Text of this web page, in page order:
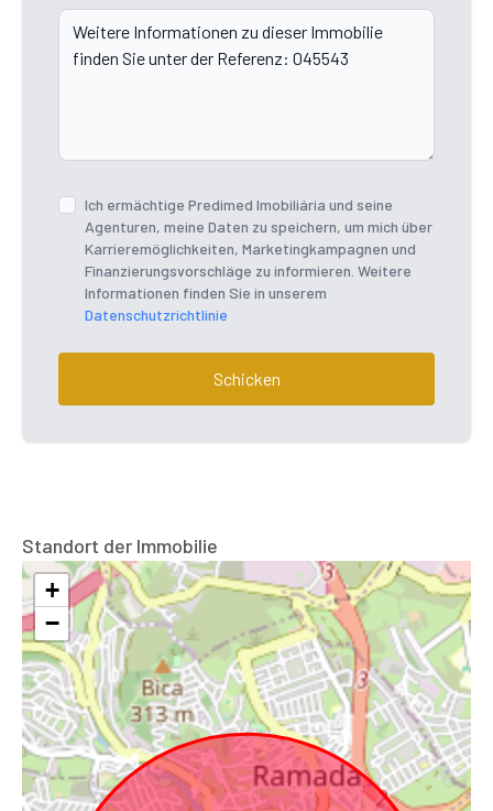
Ich ermächtige Predimed Imobiliária und seine
Agenturen, meine Daten zu speichern, um mich über
Karrieremöglichkeiten, Marketingkampagnen und
Finanzierungsvorschläge zu informieren. Weitere
Informationen finden Sie in unserem
Datenschutzrichtlinie
Schicken
Standort der Immobilie
+
−